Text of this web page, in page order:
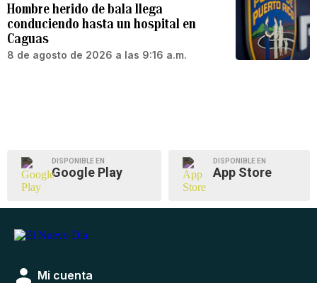
Hombre herido de bala llega
conduciendo hasta un hospital en
Caguas
8 de agosto de 2026 a las 9:16 a.m.
DISPONIBLE EN
Google Play
DISPONIBLE EN
App Store
Mi cuenta